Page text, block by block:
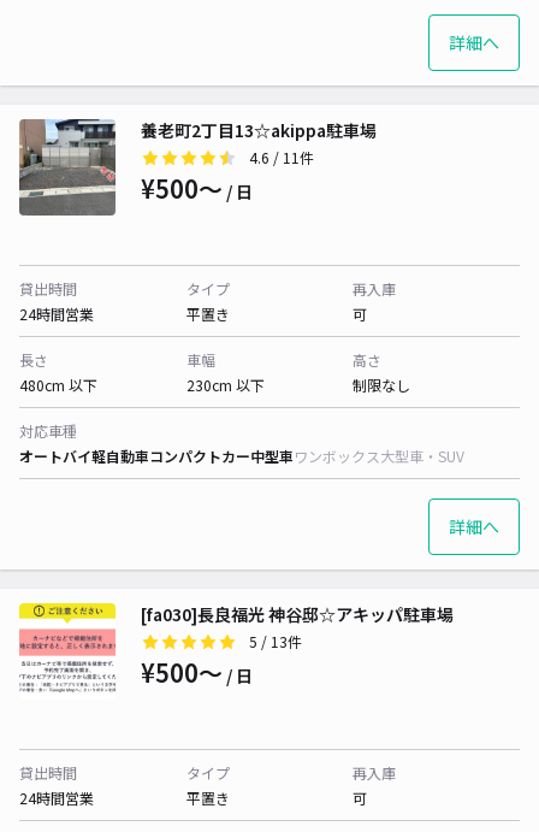
詳細へ
養老町2丁目13☆akippa駐車場
4.6 / 11件
¥500〜 / 日
貸出時間
24時間営業
タイプ
平置き
再入庫
可
長さ
480cm 以下
車幅
230cm 以下
高さ
制限なし
対応車種
オートバイ軽自動車コンパクトカー中型車ワンボックス大型車・SUV
詳細へ
[fa030]長良福光 神谷邸☆アキッパ駐車場
5 / 13件
¥500〜 / 日
貸出時間
24時間営業
タイプ
平置き
再入庫
可